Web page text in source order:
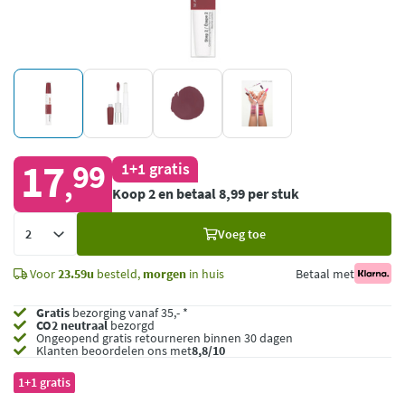
17,99 1+1 gratis
Koop 2 en betaal 8,99 per stuk
Voeg toe
Voor23.59u besteld, morgen in huis Betaal met
Gratis bezorging vanaf 35,- *
CO2 neutraalbezorgd
Ongeopend gratis retourneren binnen 30 dagen
Klanten beoordelen ons met8,8/10
1+1 gratis